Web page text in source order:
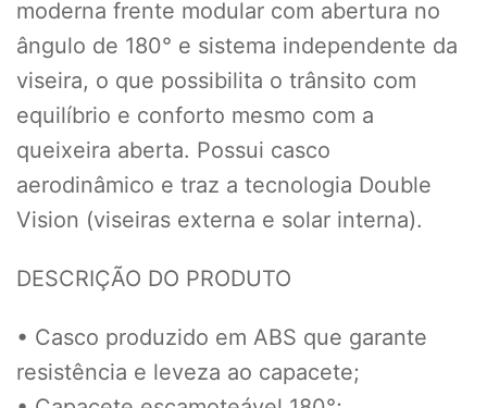
moderna frente modular com abertura no
ângulo de 180° e sistema independente da
viseira, o que possibilita o trânsito com
equilíbrio e conforto mesmo com a
queixeira aberta. Possui casco
aerodinâmico e traz a tecnologia Double
Vision (viseiras externa e solar interna).
DESCRIÇÃO DO PRODUTO
• Casco produzido em ABS que garante
resistência e leveza ao capacete;